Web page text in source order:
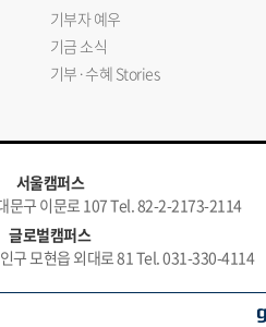
기부자 예우
기금 소식
기부·수혜 Stories
서울캠퍼스
문구 이문로 107 Tel. 82-2-2173-2114
글로벌캠퍼스
구 모현읍 외대로 81 Tel. 031-330-4114